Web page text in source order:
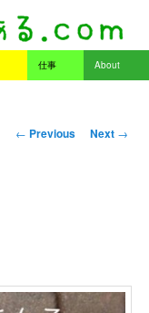
仕事 About
Post navigation
← Previous Next →